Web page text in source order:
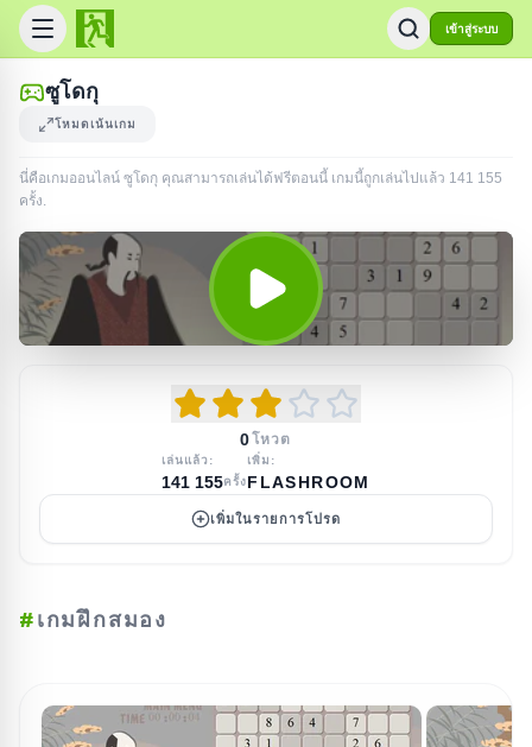
เข้าสู่ระบบ
ซูโดกุ
โหมดเน้นเกม
นี่คือเกมออนไลน์ ซูโดกุ คุณสามารถเล่นได้ฟรีตอนนี้ เกมนี้ถูกเล่นไปแล้ว 141 155
ครั้ง.
0โหวต
เล่นแล้ว:
141 155ครั้ง
เพิ่ม:
FLASHROOM
เพิ่มในรายการโปรด
#เกมฝึกสมอง